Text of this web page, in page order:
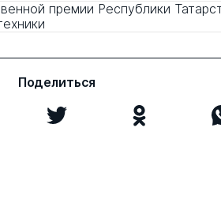
премии Республики
Поделиться